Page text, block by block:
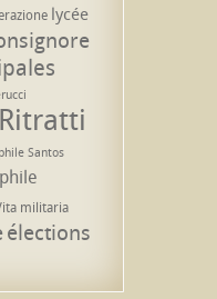
lycée
Ritratti
Santos
militaria
élections